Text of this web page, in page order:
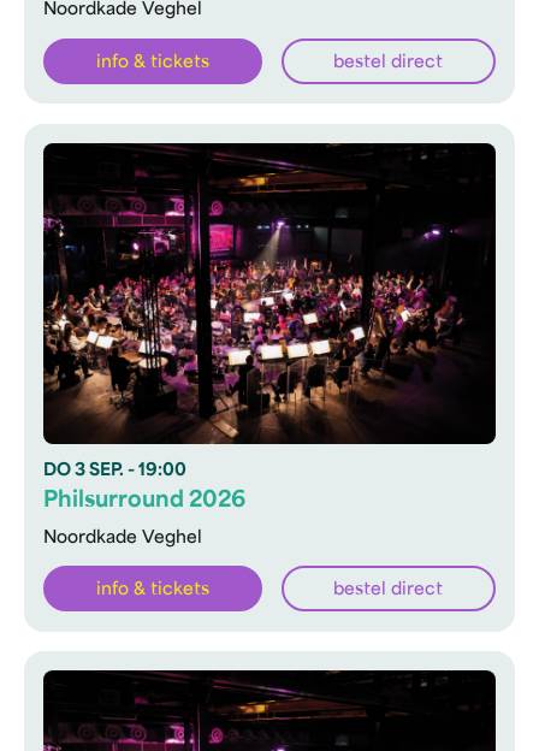
Noordkade Veghel
info & tickets bestel direct
DO 3 SEP. - 19:00
Noordkade Veghel
Philsurround 2026
info & tickets bestel direct